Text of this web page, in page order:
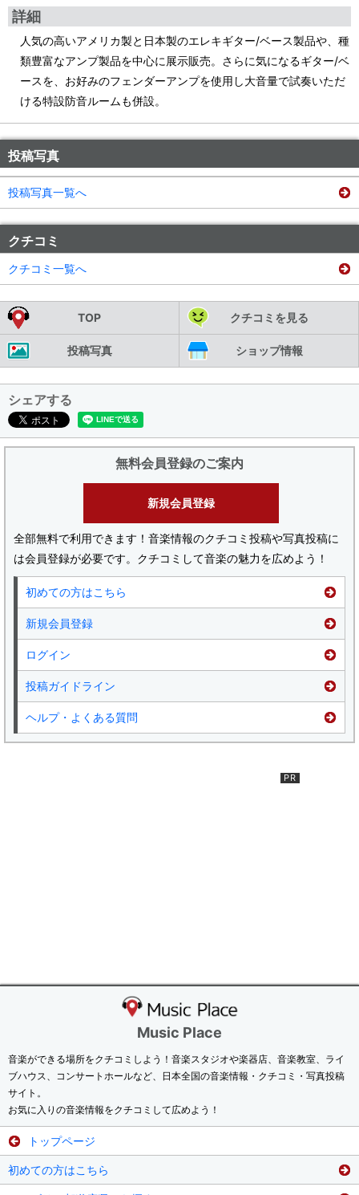
詳細
人気の高いアメリカ製と日本製のエレキギター/ベース製品や、種
類豊富なアンプ製品を中心に展示販売。さらに気になるギター/ベ
ースを、お好みのフェンダーアンプを使用し大音量で試奏いただ
ける特設防音ルームも併設。
投稿写真
投稿写真一覧へ
クチコミ
クチコミ一覧へ
TOP クチコミを見る
投稿写真 ショップ情報
シェアする
無料会員登録のご案内
新規会員登録
全部無料で利用できます！音楽情報のクチコミ投稿や写真投稿に
は会員登録が必要です。クチコミして音楽の魅力を広めよう！
初めての方はこちら
新規会員登録
ログイン
投稿ガイドライン
ヘルプ・よくある質問
Music Place
音楽ができる場所をクチコミしよう！音楽スタジオや楽器店、音楽教室、ライ
ブハウス、コンサートホールなど、日本全国の音楽情報・クチコミ・写真投稿
サイト。
お気に入りの音楽情報をクチコミして広めよう！
トップページ
初めての方はこちら